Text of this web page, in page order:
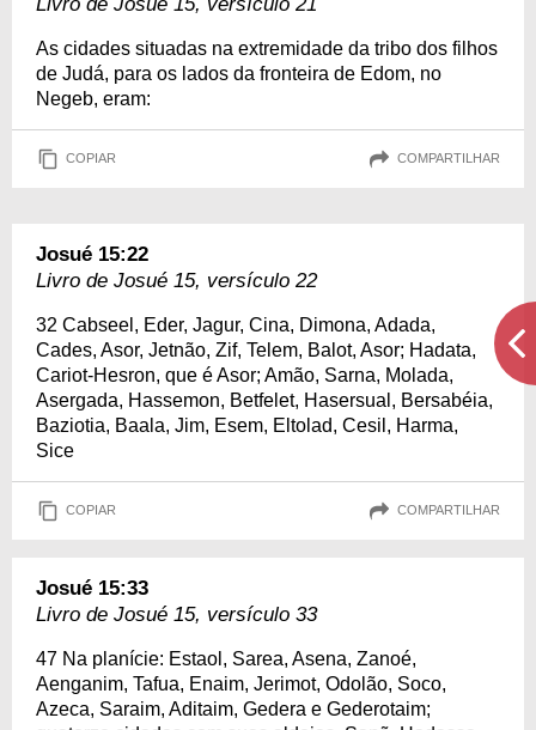
As cidades situadas na extremidade da tribo dos filhos
de Judá, para os lados da fronteira de Edom, no
Negeb, eram:
COPIAR COMPARTILHAR
Josué 15:22
Livro de Josué 15, versículo 22
32 Cabseel, Eder, Jagur, Cina, Dimona, Adada,
Cades, Asor, Jetnão, Zif, Telem, Balot, Asor; Hadata,
Cariot-Hesron, que é Asor; Amão, Sarna, Molada,
Asergada, Hassemon, Betfelet, Hasersual, Bersabéia,
Baziotia, Baala, Jim, Esem, Eltolad, Cesil, Harma,
Sice
COPIAR COMPARTILHAR
Josué 15:33
Livro de Josué 15, versículo 33
47 Na planície: Estaol, Sarea, Asena, Zanoé,
Aenganim, Tafua, Enaim, Jerimot, Odolão, Soco,
Azeca, Saraim, Aditaim, Gedera e Gederotaim;